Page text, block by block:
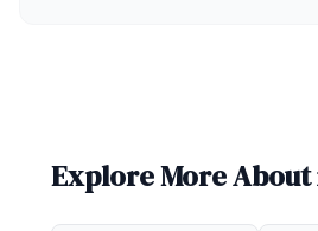
Explore More